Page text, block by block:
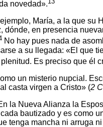
novedad».
María, a la que su
en presencia
No hay pues nada de
a su llegada: «El que
Es preciso que él
un misterio nupcial.
casta virgen a Cristo» (2
la Nueva Alianza la
bautizado y es como
tenga mancha ni arruga